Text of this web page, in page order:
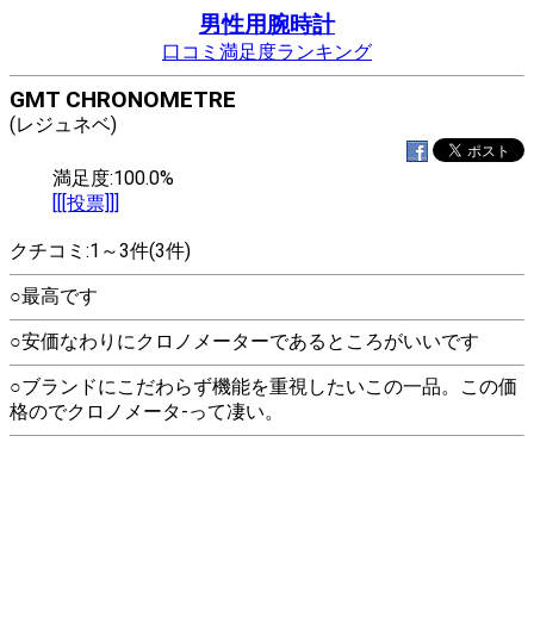
男性用腕時計
口コミ満足度ランキング
GMT CHRONOMETRE
(レジュネベ)
満足度:100.0%
[[[投票]]]
クチコミ:1～3件(3件)
○最高です
○安価なわりにクロノメーターであるところがいいです
○ブランドにこだわらず機能を重視したいこの一品。この価
格のでクロノメータ-って凄い。